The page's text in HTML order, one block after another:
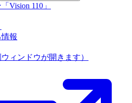
Vision 110」
報
ウィンドウが開きます）